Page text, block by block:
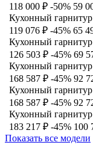
118 000 ₽ -50% 59
Кухонный
119 076 ₽ -45% 65
Кухонный
126 503 ₽ -45% 69
Кухонный
168 587 ₽ -45% 92
Кухонный
168 587 ₽ -45% 92
Кухонный
183 217 ₽ -45% 100
Показать все модели